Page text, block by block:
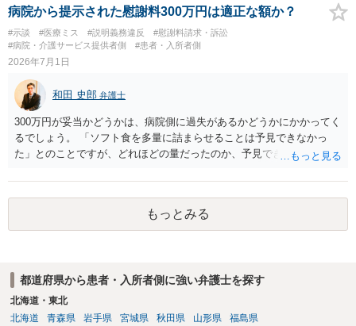
緑挙上が含まれる合意がある事実を推認させる事実になると思われま
す。 ④当初の手術費用の返金や、他院での修正手術費用についても補
償を求めることが可能かについて 上記①〜③で記載された相手方の過
失又は債務不履行（他に過失又は債務不履行がある場合はそれも含
む）が認定され、それらと損害（当初の手術費用や他院での修正手術
費用）との間に相当因果関係が認められる場合は、補償を求めること
は可能です。 以上です。 何かあればご連絡ください。
病院から提示された慰謝料300万円は適正な額か？
#示談 #医療ミス #説明義務違反
#慰謝料請求・訴訟
#病院・介護サービス提供者側
#患者・入所者側
2026年7月1日
和田 史郎 弁護士
300万円が妥当かどうかは、病院側に過失があるかどうかにかかってく
るでしょう。 「ソフト食を多量に詰まらせることは予見できなかっ
た」とのことですが、どれほどの量だったのか、予見できなかったこ
といえるのか等々が問題になると思います。 看護記録などの資料を取
り寄せて分析する必要がありそうです。
もっとみる
都道府県から患者・入所者側に強い弁護士を探す
北海道・東北
北海道
青森県 岩手県 宮城県 秋田県 山形県 福島県